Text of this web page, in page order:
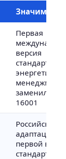
Значимость
Первая
версия
стандарта
заменил EN
16001
Российская
адаптация
первой
стандарта